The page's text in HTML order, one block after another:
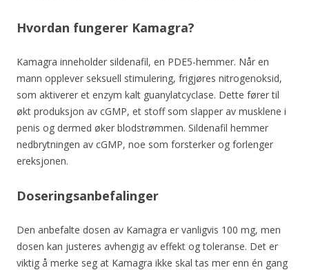
Hvordan fungerer Kamagra?
Kamagra inneholder sildenafil, en PDE5-hemmer. Når en
mann opplever seksuell stimulering, frigjøres nitrogenoksid,
som aktiverer et enzym kalt guanylatcyclase. Dette fører til
økt produksjon av cGMP, et stoff som slapper av musklene i
penis og dermed øker blodstrømmen. Sildenafil hemmer
nedbrytningen av cGMP, noe som forsterker og forlenger
ereksjonen.
Doseringsanbefalinger
Den anbefalte dosen av Kamagra er vanligvis 100 mg, men
dosen kan justeres avhengig av effekt og toleranse. Det er
viktig å merke seg at Kamagra ikke skal tas mer enn én gang